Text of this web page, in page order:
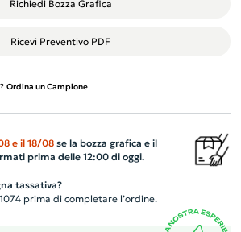
Richiedi Bozza Grafica
Ricevi Preventivo PDF
Ordina un Campione
e il 18/08se la bozza grafica e il
prima delle 12:00 di oggi.
tassativa?
prima di completare l’ordine.